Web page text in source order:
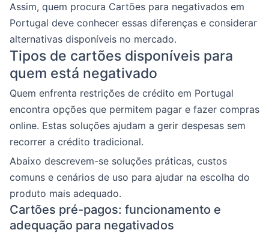
Assim, quem procura Cartões para negativados em
Portugal deve conhecer essas diferenças e considerar
alternativas disponíveis no mercado.
Tipos de cartões disponíveis para
quem está negativado
Quem enfrenta restrições de crédito em Portugal
encontra opções que permitem pagar e fazer compras
online. Estas soluções ajudam a gerir despesas sem
recorrer a crédito tradicional.
Abaixo descrevem-se soluções práticas, custos
comuns e cenários de uso para ajudar na escolha do
produto mais adequado.
Cartões pré-pagos: funcionamento e
adequação para negativados